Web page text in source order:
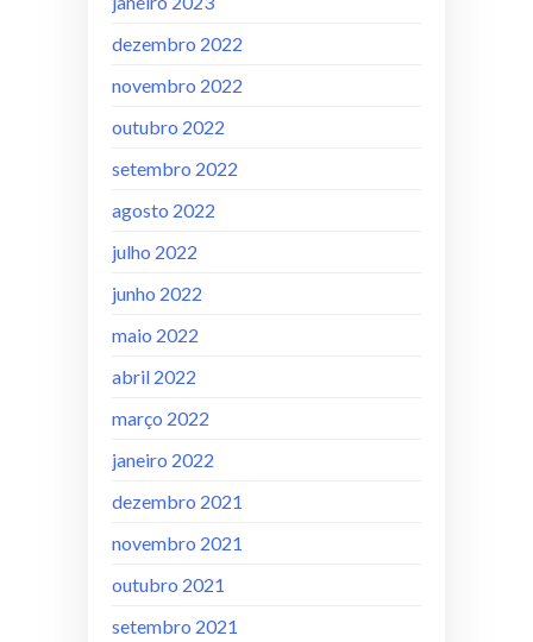
dezembro 2022
novembro 2022
outubro 2022
setembro 2022
agosto 2022
julho 2022
junho 2022
maio 2022
abril 2022
março 2022
janeiro 2022
dezembro 2021
novembro 2021
outubro 2021
setembro 2021